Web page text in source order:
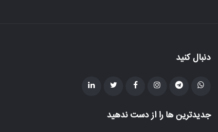
دنبال کنید
جدیدترین ها را از دست ندهید